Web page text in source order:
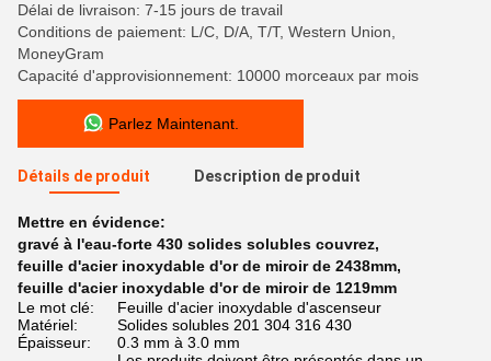
Délai de livraison: 7-15 jours de travail
Conditions de paiement: L/C, D/A, T/T, Western Union,
MoneyGram
Capacité d'approvisionnement: 10000 morceaux par mois
Parlez Maintenant.
Détails de produit Description de produit
Mettre en évidence:
gravé à l'eau-forte 430 solides solubles couvrez,
feuille d'acier inoxydable d'or de miroir de 2438mm,
feuille d'acier inoxydable d'or de miroir de 1219mm
Le mot clé:
Feuille d'acier inoxydable d'ascenseur
Matériel:
Solides solubles 201 304 316 430
Épaisseur:
0.3 mm à 3.0 mm